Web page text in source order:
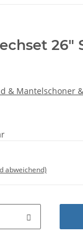
26"
& Mantelschoner
abweichend)